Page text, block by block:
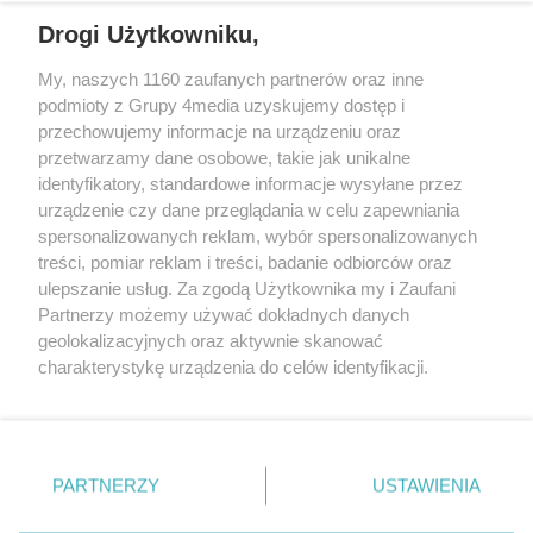
REKLAMA
Reklama Kontakt
Informacja o Nadawcy
Szukaj
Drogi Użytkowniku,
My, naszych 1160 zaufanych partnerów oraz inne
podmioty z Grupy 4media uzyskujemy dostęp i
przechowujemy informacje na urządzeniu oraz
przetwarzamy dane osobowe, takie jak unikalne
identyfikatory, standardowe informacje wysyłane przez
urządzenie czy dane przeglądania w celu zapewniania
spersonalizowanych reklam, wybór spersonalizowanych
treści, pomiar reklam i treści, badanie odbiorców oraz
ulepszanie usług. Za zgodą Użytkownika my i Zaufani
Partnerzy możemy używać dokładnych danych
geolokalizacyjnych oraz aktywnie skanować
charakterystykę urządzenia do celów identyfikacji.
zmienić/wycofać klikając przycisk ustawień prywatności
znajdujący się w lewym dolnym rogu strony
. Niektóre
PARTNERZY USTAWIENIA